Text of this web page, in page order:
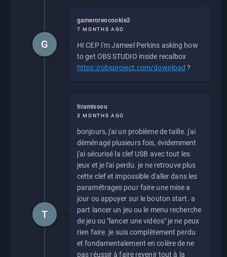
gameroreocookie2
7 MONTHS AGO
HI CEP I'm Jameel Perkins asking how
to get OBS STUDIO inside recalbox
https://obsproject.com/download ?
G
tiramissou
3 MONTHS AGO
bonjours, j'ai un problème de taille. j'ai
déménagé plusieurs fois, évidemment
j'ai sécurisé la clef USB avec tout les
jeux et je l'ai perdu. je ne retrouve plus
cette clef et impossible d'aller dans les
paramétrages pour faire une mise a
jour ou appuyer sur le bouton start. a
part lancer un jeu ou le menu recherche
de jeu ou "lancer une vidéos" je ne peux
rien faire. je suis complètement perdu
et fondamentalement en colère de ne
pas réussir à faire revenir tout à la
T